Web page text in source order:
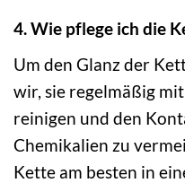
4. Wie pflege ich die
Um den Glanz der
wir, sie regelmäßig
reinigen und den
Chemikalien zu
Kette am besten in